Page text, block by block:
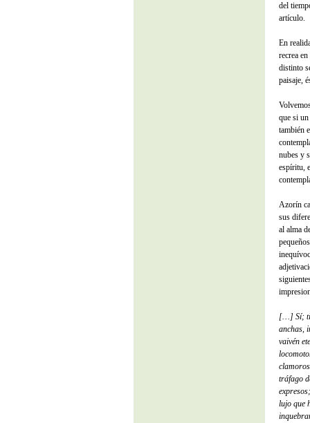
del
artículo.
En
recrea
distinto
paisaje,
que si un
también
nubes y
espíritu,
Azorín
sus
al alma
[…] Sí;
anchas,
vaivén
tráfago
lujo que